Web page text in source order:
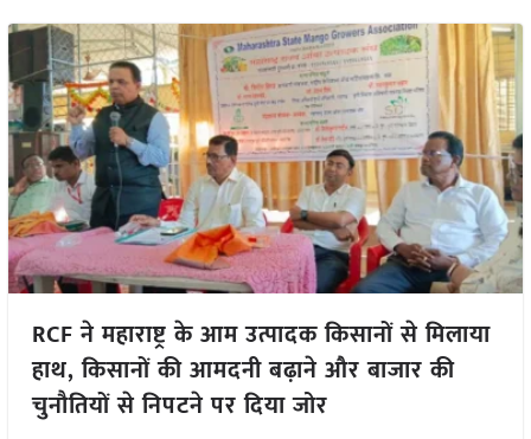
RCF ने महाराष्ट्र के आम उत्पादक किसानों से मिलाया
हाथ, किसानों की आमदनी बढ़ाने और बाजार की
चुनौतियों से निपटने पर दिया जोर